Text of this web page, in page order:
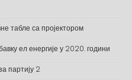
табле са пројектором
ел енергије у 2020. години
партију 2